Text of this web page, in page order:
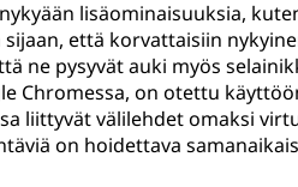
lisäominaisuuksia,
että korvattaisiin
ne pysyvät auki myös
Chromessa, on otettu
liittyvät välilehdet omaksi
on hoidettava